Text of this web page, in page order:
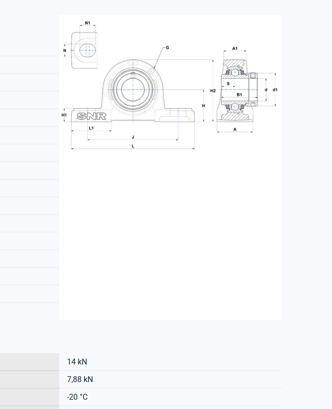
14 kN
7,88 kN
-20 °C